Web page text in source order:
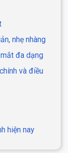
nhẹ nhàng
đa dạng
và điều
hiện nay